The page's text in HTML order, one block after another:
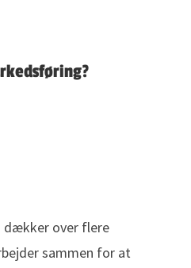
dækker over flere
sammen for at